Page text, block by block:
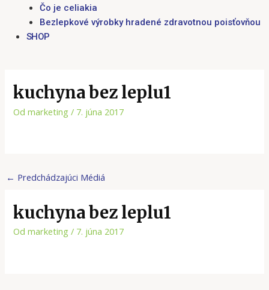
Čo je celiakia
Bezlepkové výrobky hradené zdravotnou poisťovňou
SHOP
kuchyna bez leplu1
Od marketing/ 7. júna 2017
← Predchádzajúci Médiá
kuchyna bez leplu1
Od marketing/ 7. júna 2017